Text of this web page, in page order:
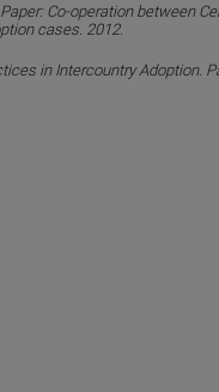
Co-operation between
cases. 2012.
in Intercountry Adoption.